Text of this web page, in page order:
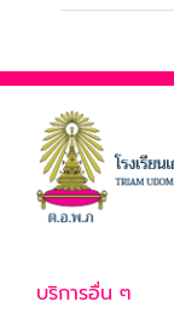
บริการอื่น ๆ